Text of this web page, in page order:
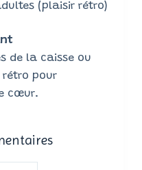
(plaisir rétro)
de la caisse ou
pour
cœur.